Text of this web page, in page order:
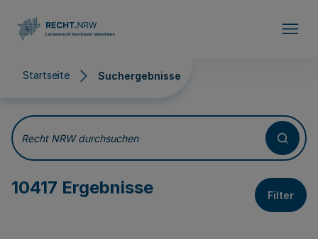
Startseite Suchergebnisse
Suchergebnisse
Recht NRW durchsuchen
10417 Ergebnisse Filter